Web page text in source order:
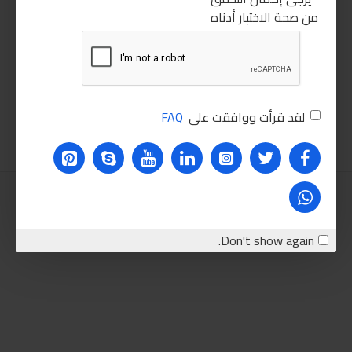
من صحة الاختبار أدناه
لقد قرأت ووافقت على FAQ
Don't show again.
مفتاح ظرف شنيور 13مم
30.00LE
اضافة للسلة
كتر بلاستيك
55.00LE